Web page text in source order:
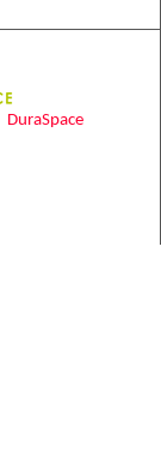
DuraSpace